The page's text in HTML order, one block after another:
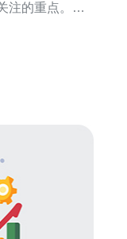
注的重点。本
不少知名的